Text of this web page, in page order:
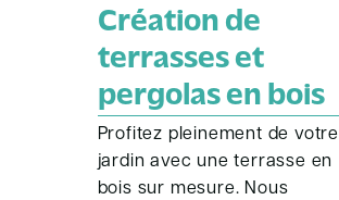
Création de
terrasses et
pergolas en bois
Profitez pleinement de votre
jardin avec une terrasse en
bois sur mesure. Nous